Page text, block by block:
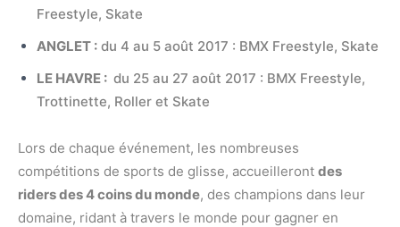
Freestyle, Skate
ANGLET : du 4 au 5 août 2017 : BMX Freestyle, Skate
LE HAVRE : du 25 au 27 août 2017 : BMX Freestyle,
Trottinette, Roller et Skate
Lors de chaque événement, les nombreuses
compétitions de sports de glisse, accueilleront des
riders des 4 coins du monde, des champions dans leur
domaine, ridant à travers le monde pour gagner en